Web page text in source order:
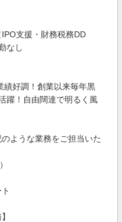
IPO支援・財務税務DD
なし
績好調！創業以来毎年黒
躍！自由闊達で明るく風
ような業務をご担当いた